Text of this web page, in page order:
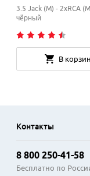
3.5 Jack (M) - 2xRCA
чёрный
В
Контакты
8 800 250-41-58
Бесплатно по